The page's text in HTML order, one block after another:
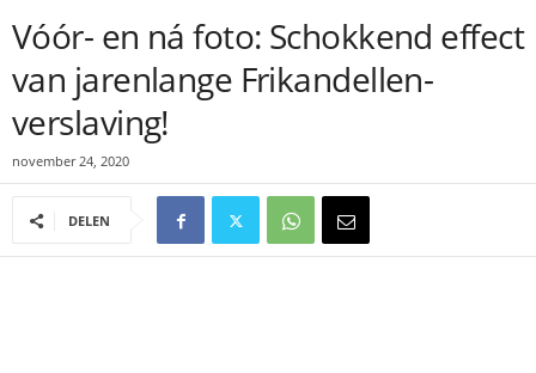
Vóór- en ná foto: Schokkend effect
van jarenlange Frikandellen-
verslaving!
november 24, 2020
DELEN